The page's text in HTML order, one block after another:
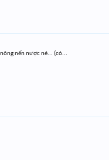
nến nược né... (có...